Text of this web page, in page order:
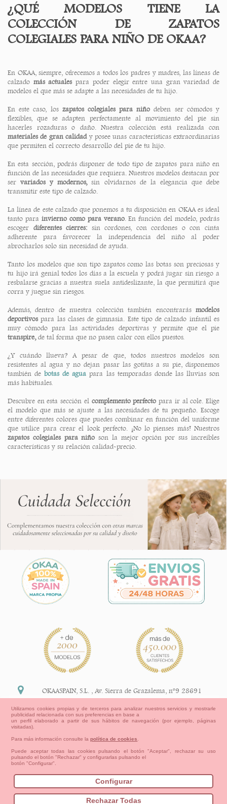
¿QUÉ MODELOS TIENE LA
COLECCIÓN DE ZAPATOS
COLEGIALES PARA NIÑO DE OKAA?
En OKAA, siempre, ofrecemos a todos los padres y madres, las líneas de
calzado más actualespara poder elegir entre una gran variedad de
modelos el que más se adapte a las necesidades de tu hijo.
En este caso, los zapatos colegiales para niño deben ser cómodos y
flexibles, que se adapten perfectamente al movimiento del pie sin
hacerles rozaduras o daño. Nuestra colección está realizada con
materiales de gran calidady posee unas características extraordinarias
que permiten el correcto desarrollo del pie de tu hijo.
En esta sección, podrás disponer de todo tipo de zapatos para niño en
función de las necesidades que requiera. Nuestros modelos destacan por
servariados y modernos, sin olvidarnos de la elegancia que debe
transmitir este tipo de calzado.
La línea de este calzado que ponemos a tu disposición en OKAA es ideal
tanto para invierno como para verano. En función del modelo, podrás
escoger diferentes cierres: sin cordones, con cordones o con cinta
adherente para favorecer la independencia del niño al poder
abrocharlos solo sin necesidad de ayuda.
Tanto los modelos que son tipo zapatos como las botas son preciosas y
tu hijo irá genial todos los días a la escuela y podrá jugar sin riesgo a
resbalarse gracias a nuestra suela antideslizante, la que permitirá que
corra y juegue sin riesgos.
Además, dentro de nuestra colección también encontrarás modelos
deportivospara las clases de gimnasia. Este tipo de calzado infantil es
muy cómodo para las actividades deportivas y permite que el pie
transpire, de tal forma que no pasen calor con ellos puestos.
¿Y cuándo llueva? A pesar de que, todos nuestros modelos son
resistentes al agua y no dejan pasar las gotitas a su pie, disponemos
también debotas de agua para las temporadas donde las lluvias son
más habituales.
Descubre en esta sección el complemento perfectopara ir al cole. Elige
el modelo que más se ajuste a las necesidades de tu pequeño. Escoge
entre diferentes colores que puedes combinar en función del uniforme
que utilice para crear el look perfecto. ¡No lo pienses más! Nuestros
zapatos colegiales para niño son la mejor opción por sus increíbles
características y su relación calidad-precio.
Información Legal
política de devoluciones y reembolsos
Aviso Legal Aviso Cookies
Cómo crear tu cuenta OKAA.
Mapa del sitio
OKAASPAIN, S.L. ,Av. Sierra de Grazalema, nº9 28691
+34 91 113 89 09
Utilizamos cookies propias y de terceros para analizar nuestros servicios y mostrarle
publicidad relacionada con sus preferencias en base a
un perfil elaborado a partir de sus hábitos de navegación (por ejemplo, páginas
visitadas).
Para más información consulte lapolítica de cookies
Puede aceptar todas las cookies pulsando el botón "Aceptar", rechazar su uso
pulsando el botón "Rechazar" y configurarlas pulsando el
botón "Configurar".
Configurar
Rechazar Todas